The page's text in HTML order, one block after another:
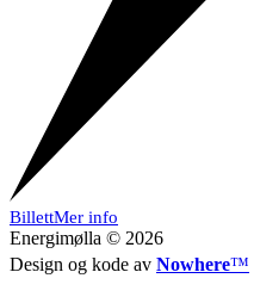
BillettMer info
Energimølla © 2026
Design og kode av Nowhere™